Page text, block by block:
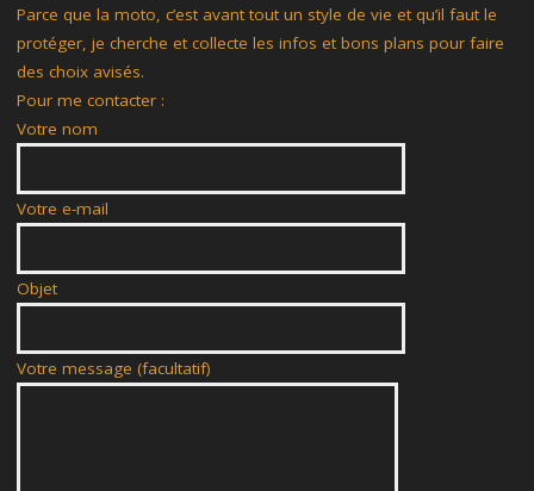
Parce que la moto, c’est avant tout un style de vie et qu’il faut le
protéger, je cherche et collecte les infos et bons plans pour faire
des choix avisés.
Pour me contacter :
Votre nom
Votre e-mail
Objet
Votre message (facultatif)